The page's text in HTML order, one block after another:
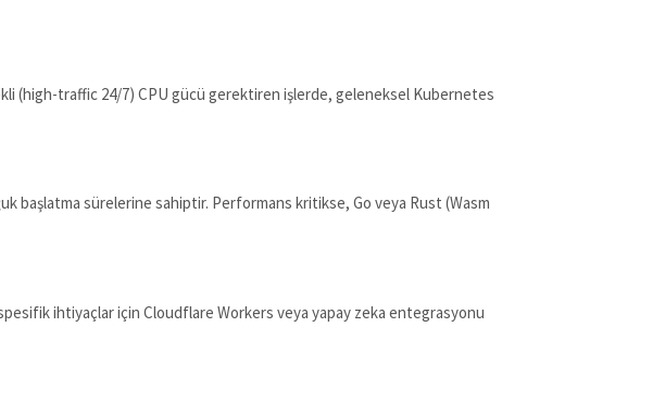
(high-traffic 24/7) CPU gücü gerektiren işlerde, geleneksel Kubernetes
başlatma sürelerine sahiptir. Performans kritikse, Go veya Rust (Wasm
ihtiyaçlar için Cloudflare Workers veya yapay zeka entegrasyonu